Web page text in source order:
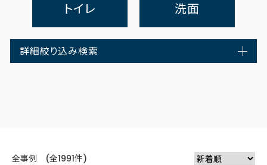
トイレ 洗面
詳細絞り込み検索
全事例 (全1991件)